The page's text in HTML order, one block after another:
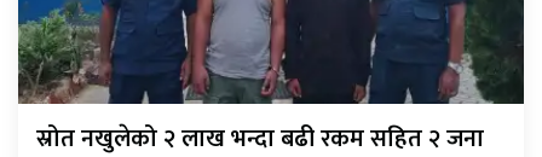
स्रोत नखुलेको २ लाख भन्दा बढी रकम सहित २ जना